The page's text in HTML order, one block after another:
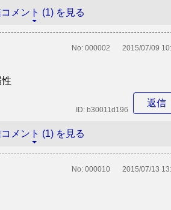
メント (1) を見る
No: 000002 2015/07/09
返信
ID: b30011d196
メント (1) を見る
No: 000010 2015/07/13